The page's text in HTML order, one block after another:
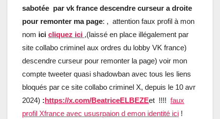
sabotée par vk france descendre curseur a droite
pour remonter ma page: , attention faux profil à mon
nom ici cliquez ici ,(laissé en place illégalement par
site collabo criminel aux ordres du lobby VK france)
descendre curseur pour remonter la page) voir mon
compte tweeter quasi shadowban avec tous les liens
bloqués par ce site collabo criminel X, depuis le 10 avr
2024) :https://x.com/BeatriceELBEZEet !!!! faux
profil Xfrance avec ususrpaion d emon identité ici !